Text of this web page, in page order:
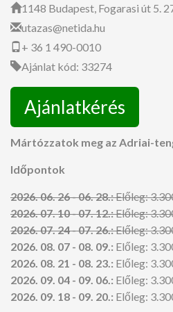
1148 Budapest, Fogarasi út 5.
utazas@netida.hu
+ 36 1 490-0010
Ajánlat kód: 33274
Ajánlatkérés
Mártózzatok meg az Adriai-
Időpontok
2026. 06. 26 - 06. 28.:Előleg:
2026. 07. 10 - 07. 12.:Előleg:
2026. 07. 24 - 07. 26.:Előleg:
2026. 08. 07 - 08. 09.: Előleg:
2026. 08. 21 - 08. 23.: Előleg:
2026. 09. 04 - 09. 06.: Előleg:
2026. 09. 18 - 09. 20.: Előleg: